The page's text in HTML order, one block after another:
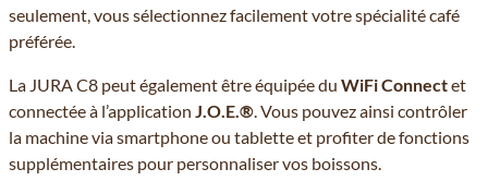
seulement, vous sélectionnez facilement votre spécialité café
préférée.
La JURA C8 peut également être équipée du WiFi Connectet
connectée à l’application J.O.E.®. Vous pouvez ainsi contrôler
la machine via smartphone ou tablette et profiter de fonctions
supplémentaires pour personnaliser vos boissons.